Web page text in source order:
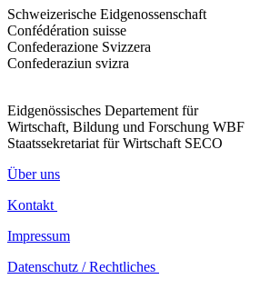
Schweizerische Eidgenossenschaft
Confédération suisse
Confederazione Svizzera
Confederaziun svizra
Eidgenössisches Departement für
Wirtschaft, Bildung und Forschung WBF
Staatssekretariat für Wirtschaft SECO
Über uns
Kontakt
Impressum
Datenschutz / Rechtliches